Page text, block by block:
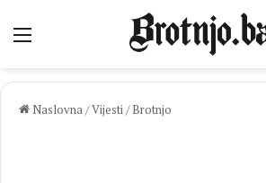
Izbornik
Naslovna/Vijesti/ Brotnjo